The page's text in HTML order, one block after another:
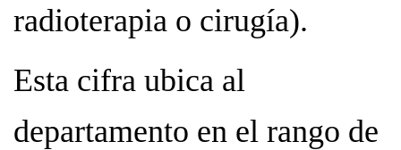
radioterapia o cirugía).
Esta cifra ubica al
departamento en el rango de